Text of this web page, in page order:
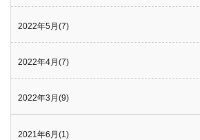
2022年5月(7)
2022年4月(7)
2022年3月(9)
2021年6月(1)